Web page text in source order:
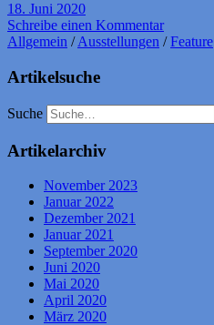
18. Juni 2020
Schreibe einen Kommentar
Allgemein /Ausstellungen /Feature
Artikelsuche
Suche
Artikelarchiv
November 2023
Januar 2022
Dezember 2021
Januar 2021
September 2020
Juni 2020
Mai 2020
April 2020
März 2020